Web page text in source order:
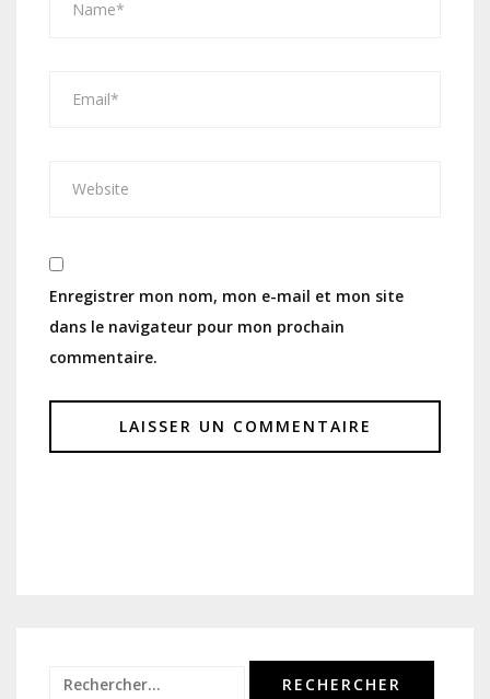
Enregistrer mon nom, mon e-mail et mon site
dans le navigateur pour mon prochain
commentaire.
Rechercher :